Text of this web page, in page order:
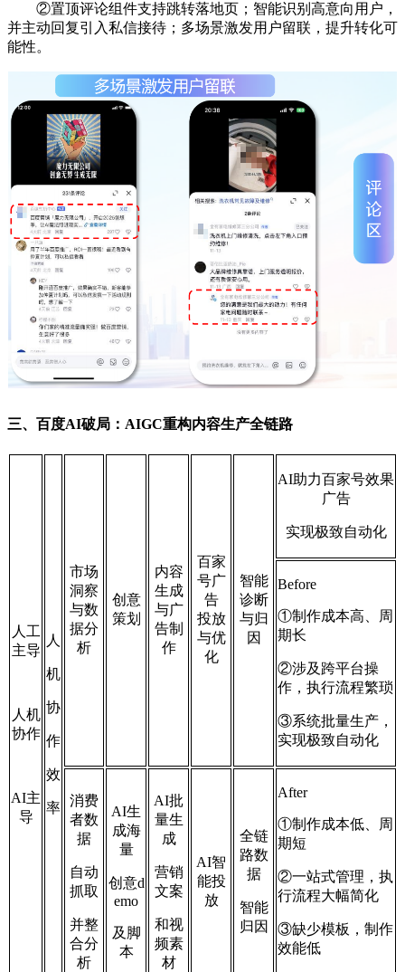
②置顶评论组件支持跳转落地页；智能识别高意向用户，
并主动回复引入私信接待；多场景激发用户留联，提升转化可
能性。
三、百度AI破局：AIGC重构内容生产全链路
人工
主导
人机
协作
AI主
导
人
机
协
作
效
率
市场
洞察
与数
据分
析
创意
策划
内容
生成
与广
告制
作
百家
号广
告
投放
与优
化
智能
诊断
与归
因
AI助力百家号效果
广告
实现极致自动化
Before
①制作成本高、周
期长
②涉及跨平台操
作，执行流程繁琐
③系统批量生产，
实现极致自动化
消费
者数
据
自动
抓取
并整
合分
析
AI生
成海
量
创意d
emo
及脚
本
AI批
量生
成
营销
文案
和视
频素
材
AI智
能投
放
全链
路数
据
智能
归因
After
①制作成本低、周
期短
②一站式管理，执
行流程大幅简化
③缺少模板，制作
效能低